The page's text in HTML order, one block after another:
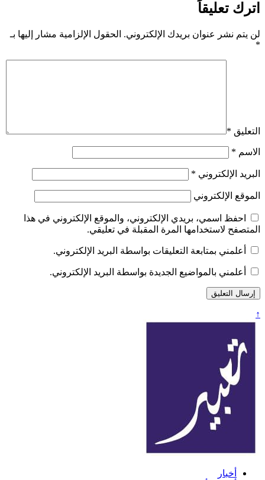
اترك تعليقاً
لن يتم نشر عنوان بريدك الإلكتروني. الحقول الإلزامية مشار إليها بـ
*
التعليق *
الاسم *
البريد الإلكتروني *
الموقع الإلكتروني
احفظ اسمي، بريدي الإلكتروني، والموقع الإلكتروني في هذا
المتصفح لاستخدامها المرة المقبلة في تعليقي.
أعلمني بمتابعة التعليقات بواسطة البريد الإلكتروني.
أعلمني بالمواضيع الجديدة بواسطة البريد الإلكتروني.
↑
أخبار